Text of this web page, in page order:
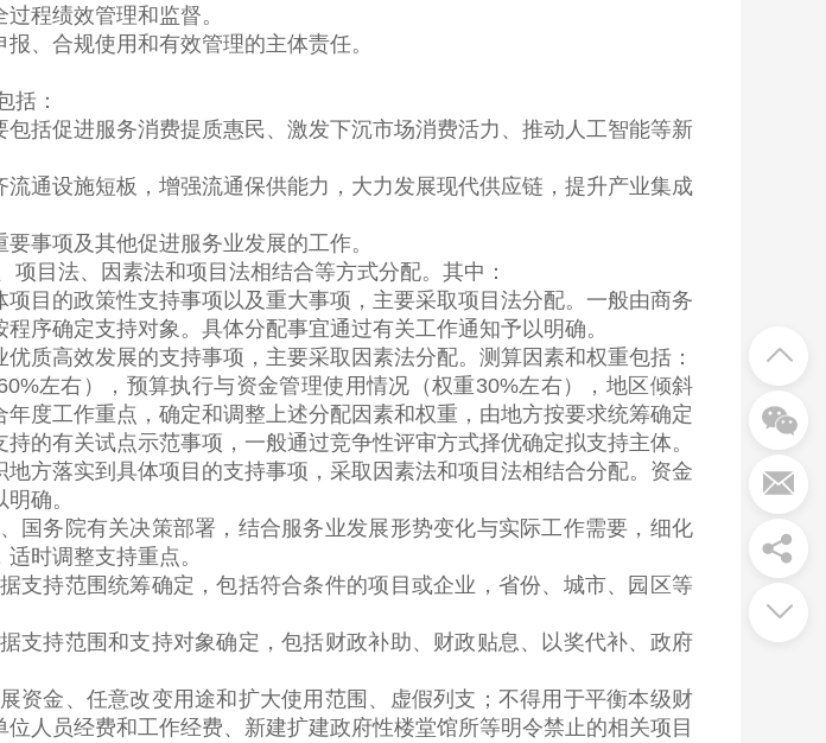
程绩效管理和监督。
合规使用和有效管理的主体责任。
：
促进服务消费提质惠民、激发下沉市场消费活力、推动人工智能等新
设施短板，增强流通保供能力，大力发展现代供应链，提升产业集成
项及其他促进服务业发展的工作。
目法、因素法和项目法相结合等方式分配。其中：
的政策性支持事项以及重大事项，主要采取项目法分配。一般由商务
序确定支持对象。具体分配事宜通过有关工作通知予以明确。
高效发展的支持事项，主要采取因素法分配。测算因素和权重包括：
左右），预算执行与资金管理使用情况（权重30%左右），地区倾斜
年度工作重点，确定和调整上述分配因素和权重，由地方按要求统筹确定
的有关试点示范事项，一般通过竞争性评审方式择优确定拟支持主体。
落实到具体项目的支持事项，采取因素法和项目法相结合分配。资金
确。
务院有关决策部署，结合服务业发展形势变化与实际工作需要，细化
时调整支持重点。
持范围统筹确定，包括符合条件的项目或企业，省份、城市、园区等
持范围和支持对象确定，包括财政补助、财政贴息、以奖代补、政府
金、任意改变用途和扩大使用范围、虚假列支；不得用于平衡本级财
人员经费和工作经费、新建扩建政府性楼堂馆所等明令禁止的相关项目